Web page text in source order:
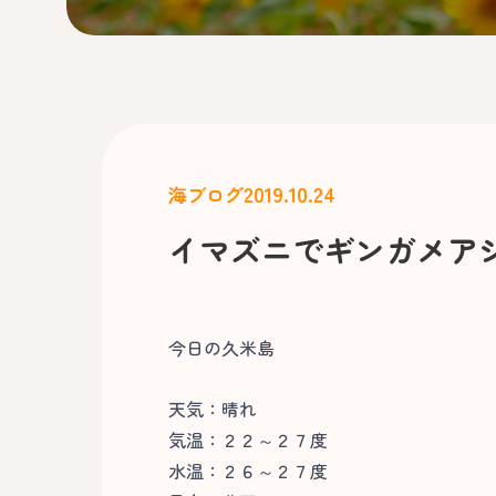
海ブログ2019.10.24
イマズニでギンガメア
今日の久米島
天気：晴れ
気温：２２～２７度
水温：２６～２７度